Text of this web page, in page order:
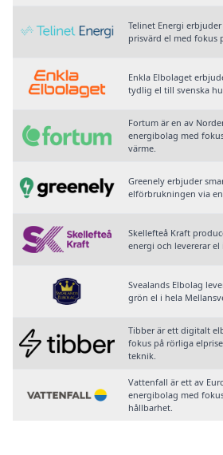
Telinet Energi
prisvärd el med fokus
Enkla Elbolaget
tydlig el till svenska
Fortum är en av
energibolag med
värme.
Greenely erbjuder
elförbrukningen via en
Skellefteå Kraft
energi och levererar el
Svealands Elbolag
grön el i hela
Tibber är ett digitalt
fokus på rörliga
teknik.
Vattenfall är ett av
energibolag med
hållbarhet.